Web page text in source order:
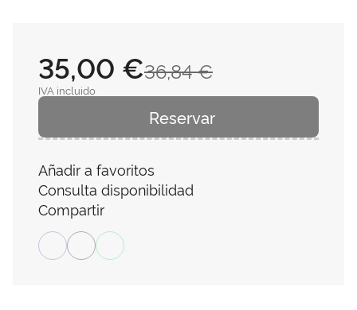
36,84 €
35,00 €
IVA incluido
Reservar
Añadir a favoritos
Consulta disponibilidad
Compartir